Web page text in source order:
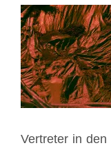
Vertreter in